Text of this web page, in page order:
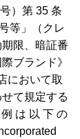
）第 35 条
等」（クレ
限、暗証番
ブランド》
において取
て規定する
は 以 下 の